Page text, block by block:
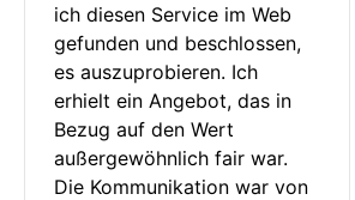
ich diesen Service im Web
gefunden und beschlossen,
es auszuprobieren. Ich
erhielt ein Angebot, das in
Bezug auf den Wert
außergewöhnlich fair war.
Die Kommunikation war von